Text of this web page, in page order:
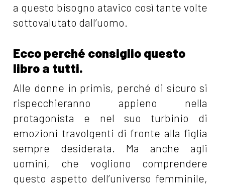
a questo bisogno atavico così tante volte
sottovalutato dall’uomo.
Ecco perché consiglio questo
libro a tutti.
Alle donne in primis, perché di sicuro si
rispecchieranno appieno nella
protagonista e nel suo turbinio di
emozioni travolgenti di fronte alla figlia
sempre desiderata. Ma anche agli
uomini, che vogliono comprendere
questo aspetto dell’universo femminile,